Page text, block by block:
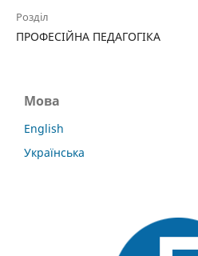
Розділ
ПРОФЕСІЙНА ПЕДАГОГІКА
Мова
English
Українська